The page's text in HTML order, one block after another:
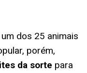
dos 25 animais
porém,
da sorte para